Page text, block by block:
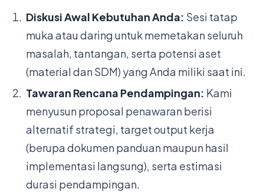
Diskusi Awal Kebutuhan Anda: Sesi tatap
muka atau daring untuk memetakan seluruh
masalah, tantangan, serta potensi aset
(material dan SDM) yang Anda miliki saat ini.
Tawaran Rencana Pendampingan: Kami
menyusun proposal penawaran berisi
alternatif strategi, target output kerja
(berupa dokumen panduan maupun hasil
implementasi langsung), serta estimasi
durasi pendampingan.